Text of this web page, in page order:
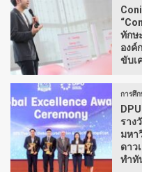
ทักษ
องค์
ขับเ
การศึ
ราง
มหา
ดาว
ทำทั